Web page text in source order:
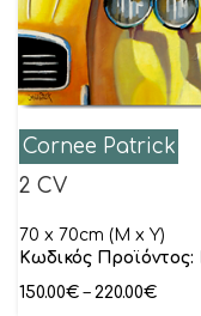
Cornee Patrick
2 CV
70 x 70cm (M x Y)
Κωδικός Προϊόντος:
150.00€ – 220.00€